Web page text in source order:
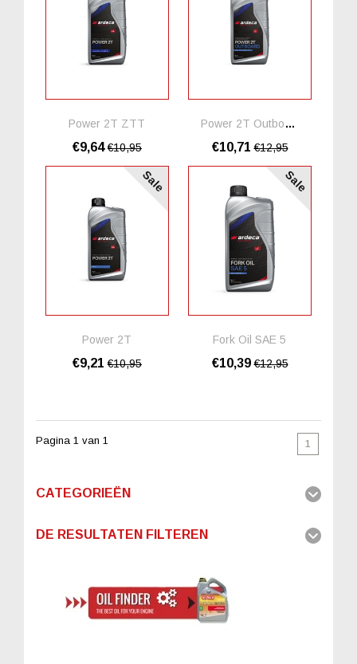
Power 2T ZTT
€9,64€10,95
Power 2T Outboard
€10,71€12,95
Sale
Power 2T
€9,21€10,95
Sale
Fork Oil SAE 5
€10,39€12,95
Pagina 1 van 1 1
CATEGORIEËN
DE RESULTATEN FILTEREN